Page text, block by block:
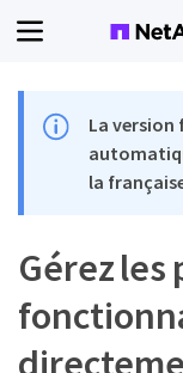
La
la
Gérez les